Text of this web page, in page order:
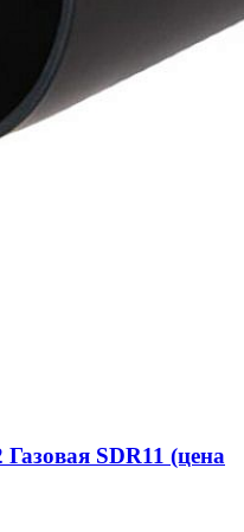
SDR11 (цена